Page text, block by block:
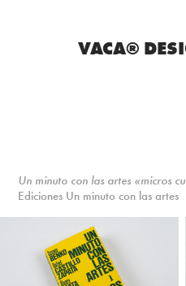
VACA®
Un minuto con las artes «micros
Ediciones Un minuto con las artes